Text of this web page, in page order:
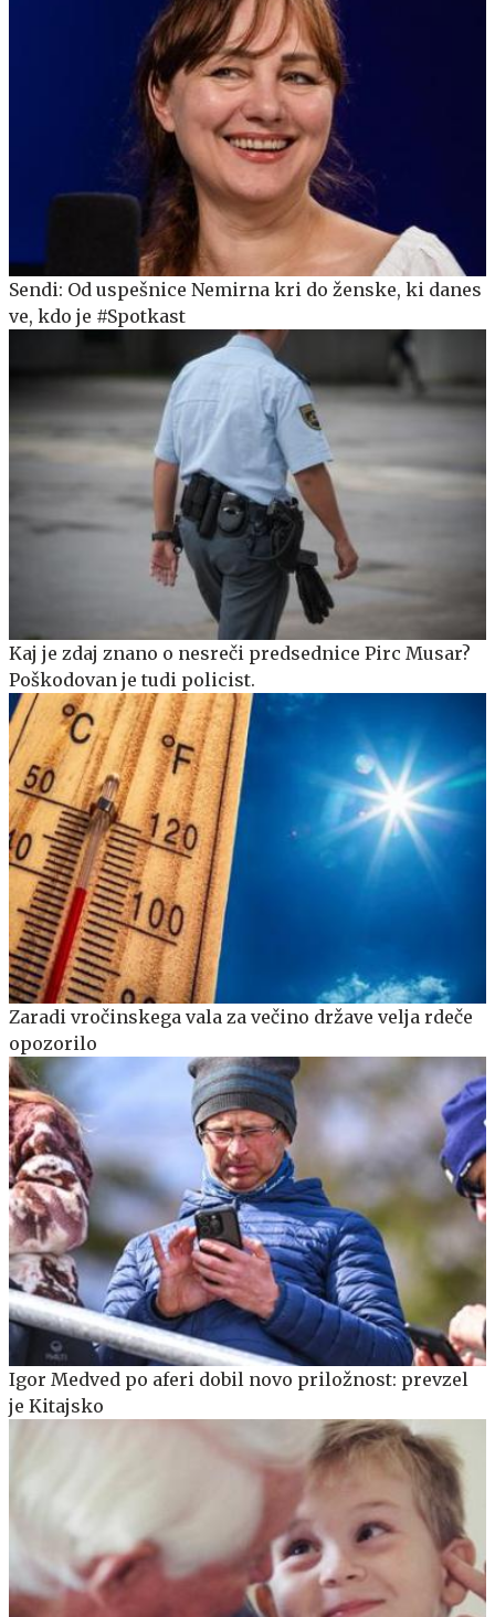
Sendi: Od uspešnice Nemirna kri do ženske, ki danes
ve, kdo je #Spotkast
Kaj je zdaj znano o nesreči predsednice Pirc Musar?
Poškodovan je tudi policist.
Zaradi vročinskega vala za večino države velja rdeče
opozorilo
Igor Medved po aferi dobil novo priložnost: prevzel
je Kitajsko